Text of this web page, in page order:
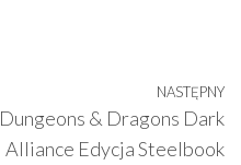
NASTĘPNY
Dungeons & Dragons Dark
Alliance Edycja Steelbook